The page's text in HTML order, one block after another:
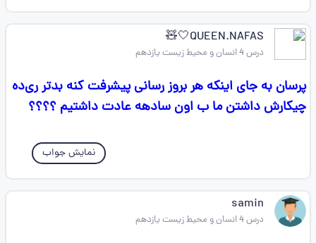
QUEEN.NAFAS🤍🧸
درس 4 انسان و محیط زیست یازدهم
پرسان به جای اینکه هر بروز رسانی پیشرفت کنه بدتر ر‌ی‌د‌ه
چیکارش داشتن ما ب اون سادهه عادت داشتیم ؟؟؟؟
نمایش جواب
samin
درس 4 انسان و محیط زیست یازدهم